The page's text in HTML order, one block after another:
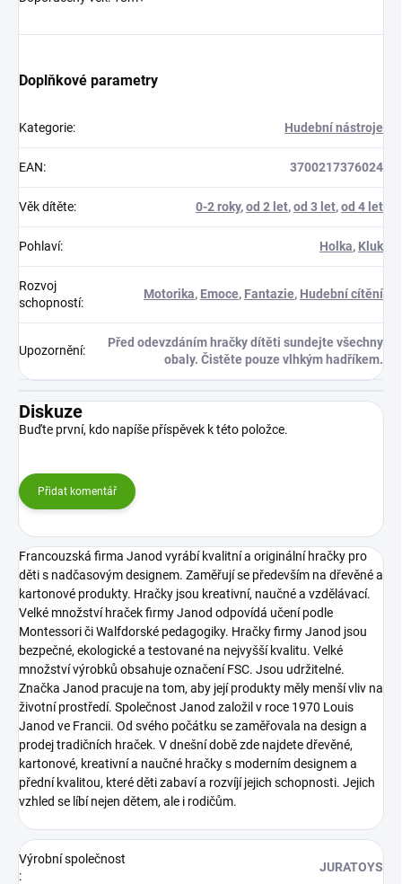
Doplňkové parametry
Kategorie: Hudební nástroje
EAN: 3700217376024
Věk dítěte: 0-2 roky,od 2 let,od 3 let,od 4 let
Pohlaví: Holka, Kluk
Rozvoj
schopností:
Motorika, Emoce, Fantazie, Hudební cítění
Upozornění:
Před odevzdáním hračky dítěti sundejte všechny
obaly. Čistěte pouze vlhkým hadříkem.
Diskuze
Buďte první, kdo napíše příspěvek k této položce.
Přidat komentář
Francouzská firma Janod vyrábí kvalitní a originální hračky pro
děti s nadčasovým designem. Zaměřují se především na dřevěné a
kartonové produkty. Hračky jsou kreativní, naučné a vzdělávací.
Velké množství hraček firmy Janod odpovídá učení podle
Montessori či Walfdorské pedagogiky. Hračky firmy Janod jsou
bezpečné, ekologické a testované na nejvyšší kvalitu. Velké
množství výrobků obsahuje označení FSC. Jsou udržitelné.
Značka Janod pracuje na tom, aby její produkty měly menší vliv na
životní prostředí. Společnost Janod založil v roce 1970 Louis
Janod ve Francii. Od svého počátku se zaměřovala na design a
prodej tradičních hraček. V dnešní době zde najdete dřevěné,
kartonové, kreativní a naučné hračky s moderním designem a
přední kvalitou, které děti zabaví a rozvíjí jejich schopnosti. Jejich
vzhled se líbí nejen dětem, ale i rodičům.
Výrobní společnost
:
JURATOYS